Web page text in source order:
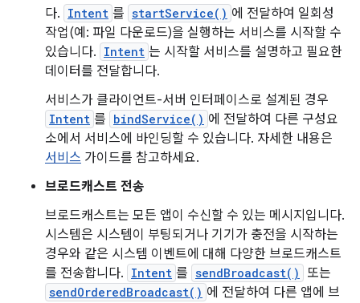
다. Intent 를 startService() 에 전달하여 일회성
작업(예: 파일 다운로드)을 실행하는 서비스를 시작할 수
있습니다. Intent 는 시작할 서비스를 설명하고 필요한
데이터를 전달합니다.
서비스가 클라이언트-서버 인터페이스로 설계된 경우
Intent 를 bindService() 에 전달하여 다른 구성요
소에서 서비스에 바인딩할 수 있습니다. 자세한 내용은
서비스 가이드를 참고하세요.
브로드캐스트 전송
브로드캐스트는 모든 앱이 수신할 수 있는 메시지입니다.
시스템은 시스템이 부팅되거나 기기가 충전을 시작하는
경우와 같은 시스템 이벤트에 대해 다양한 브로드캐스트
를 전송합니다. Intent 를 sendBroadcast() 또는
sendOrderedBroadcast() 에 전달하여 다른 앱에 브